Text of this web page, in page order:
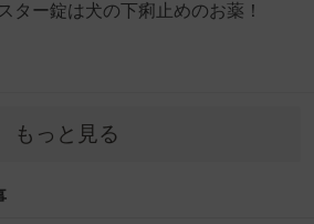
ター錠は犬の下痢止めのお薬！
もっと見る